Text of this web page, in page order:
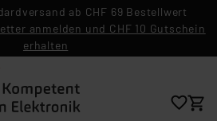
ab CHF 69 Bestellwert
anmelden und CHF 10 Gutschein
erhalten